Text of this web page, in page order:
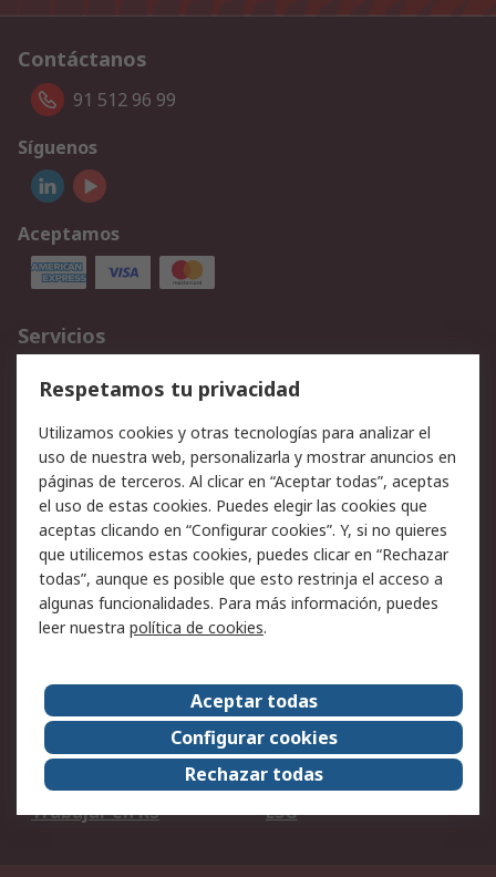
Contáctanos
91 512 96 99
Síguenos
Aceptamos
Servicios
Cómo realizar pedidos
Devoluciones
Facturación y pago
Ofertas
Soporte técnico
Legal
Aviso legal
Política de privacidad -
Actualizada
Política sobre cookies
Seguridad de emails
Certificaciones de
Condiciones de venta
Acerca de RS
Acerca de RS
RS Group
RS en el mundo
Sala de prensa
Trabajar en RS
ESG
Respetamos tu privacidad
Utilizamos cookies y otras tecnologías para analizar el
uso de nuestra web, personalizarla y mostrar anuncios en
páginas de terceros. Al clicar en “Aceptar todas”, aceptas
el uso de estas cookies. Puedes elegir las cookies que
aceptas clicando en “Configurar cookies”. Y, si no quieres
que utilicemos estas cookies, puedes clicar en “Rechazar
todas”, aunque es posible que esto restrinja el acceso a
algunas funcionalidades. Para más información, puedes
leer nuestra política de cookies.
Aceptar todas
Configurar cookies
Rechazar todas